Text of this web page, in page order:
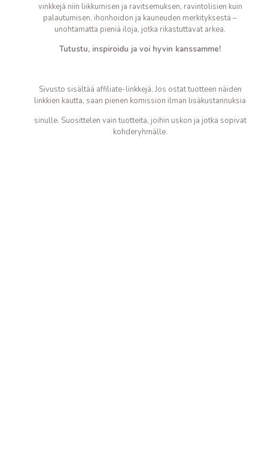
vinkkejä niin liikkumisen ja ravitsemuksen, ravintolisien kuin
palautumisen, ihonhoidon ja kauneuden merkityksestä –
unohtamatta pieniä iloja, jotka rikastuttavat arkea.
Tutustu, inspiroidu ja voi hyvin kanssamme!
Sivusto sisältää affiliate-linkkejä. Jos ostat tuotteen näiden
linkkien kautta, saan pienen komission ilman lisäkustannuksia
sinulle. Suosittelen vain tuotteita, joihin uskon ja jotka sopivat
kohderyhmälle.